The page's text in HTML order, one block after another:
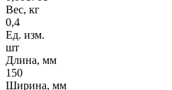
Вес, кг
0,4
Ед. изм.
шт
Длина, мм
150
Ширина, мм